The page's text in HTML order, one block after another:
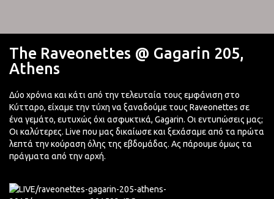
The Raveonettes @ Gagarin 205,
Athens
Δύο χρόνια και κάτι από την τελευταία τους εμφάνιση στο
Κύτταρο, είχαμε την τύχη να ξαναδούμε τους Raveonettes σε
ένα γεμάτο, ευτυχώς όχι ασφυκτικά, Gagarin. Οι εντυπώσεις μας;
Οι καλύτερες. Live που μας δικαίωσε και ξεχάσαμε από τα πρώτα
λεπτά την κούραση όλης της εβδομάδας. Ας πάρουμε όμως τα
πράγματα από την αρχή.